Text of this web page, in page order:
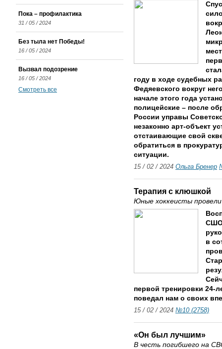
году в ходе судебных
Федяевского вокруг
начале этого года
полицейские – после
России управы
незаконно арт-объект
отстаивающие свой
обратиться в
ситуации.
15 / 02 / 2024 Ольга Бренер
Терапия с клюшкой
Юные хоккеисты
в
первой тренировки 24-
поведал нам о своих
15 / 02 / 2024 №10 (2758)
«Он был лучшим»
В честь погибшего на
Пока – профилактика
31 / 05 / 2024
Без тыла нет Победы!
16 / 05 / 2024
Вызвал подозрение
16 / 05 / 2024
Смотреть все